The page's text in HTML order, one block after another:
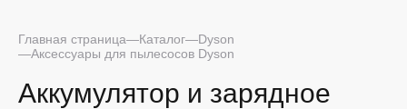
Главная страница Каталог
Dyson
Аксессуары для пылесосов Dyson
Аккумулятор и зарядное